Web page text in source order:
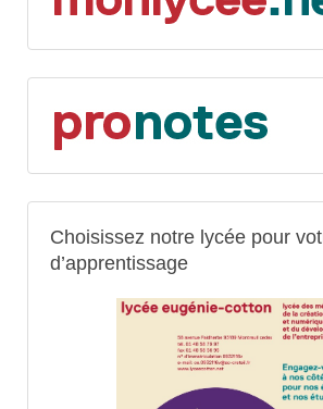
Choisissez notre lycée pour
d’apprentissage